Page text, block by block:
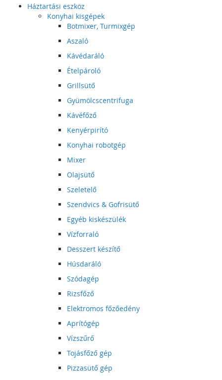
Háztartási eszköz
Konyhai kisgépek
Botmixer, Turmixgép
Aszaló
Kávédaráló
Ételpároló
Grillsütő
Gyümölcscentrifuga
Kávéfőző
Kenyérpirító
Konyhai robotgép
Mixer
Olajsütő
Szeletelő
Szendvics & Gofrisütő
Egyéb kiskészülék
Vízforraló
Desszert készítő
Húsdaráló
Szódagép
Rizsfőző
Elektromos főzőedény
Aprítógép
Vízszűrő
Tojásfőző gép
Pizzasütő gép